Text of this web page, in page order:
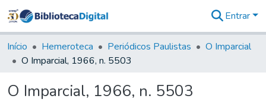
&
Coleções
Tudo na
Digital
Entrar
Início Hemeroteca Periódicos Paulistas
O Imparcial
O Imparcial, 1966, n. 5503
O Imparcial, 1966, n. 5503